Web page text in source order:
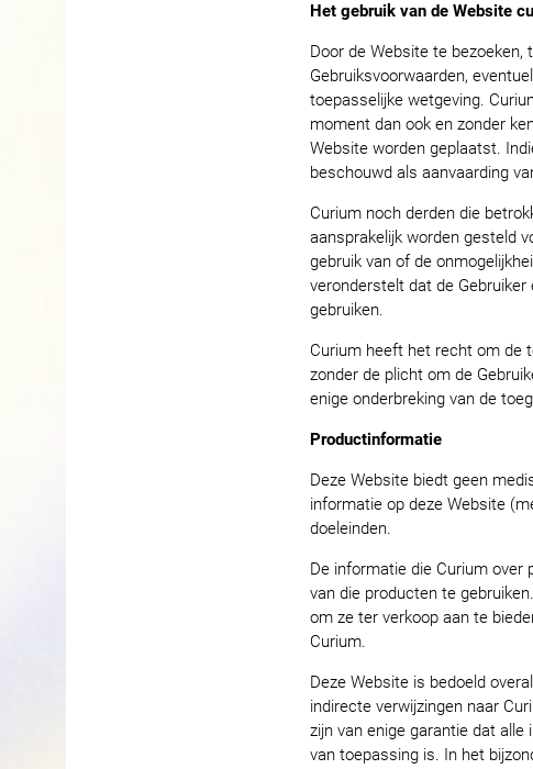
Het gebruik van de Website
Door de Website te
Gebruiksvoorwaarden,
toepasselijke wetgeving.
moment dan ook en zonder
Website worden geplaatst.
beschouwd als aanvaarding
Curium noch derden die
aansprakelijk worden gesteld
gebruik van of de
veronderstelt dat de
gebruiken.
Curium heeft het recht om de
zonder de plicht om de
enige onderbreking van de
Productinformatie
Deze Website biedt geen
informatie op deze Website
doeleinden.
De informatie die Curium
van die producten te
om ze ter verkoop aan te
Curium.
Deze Website is bedoeld
indirecte verwijzingen naar
zijn van enige garantie dat
van toepassing is. In het